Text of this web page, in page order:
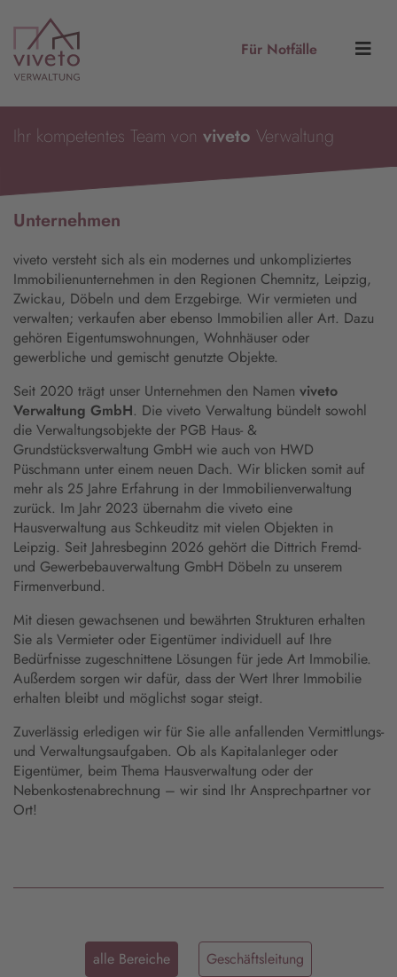
Für Notfälle
Ihr kompetentes Team von viveto Verwaltung
Unternehmen
viveto versteht sich als ein modernes und unkompliziertes
Immobilienunternehmen in den Regionen Chemnitz, Leipzig,
Zwickau, Döbeln und dem Erzgebirge. Wir vermieten und
verwalten; verkaufen aber ebenso Immobilien aller Art. Dazu
gehören Eigentumswohnungen, Wohnhäuser oder
gewerbliche und gemischt genutzte Objekte.
Seit 2020 trägt unser Unternehmen den Namen viveto
Verwaltung GmbH. Die viveto Verwaltung bündelt sowohl
die Verwaltungsobjekte der PGB Haus- &
Grundstücksverwaltung GmbH wie auch von HWD
Püschmann unter einem neuen Dach. Wir blicken somit auf
mehr als 25 Jahre Erfahrung in der Immobilienverwaltung
zurück. Im Jahr 2023 übernahm die viveto eine
Hausverwaltung aus Schkeuditz mit vielen Objekten in
Leipzig. Seit Jahresbeginn 2026 gehört die Dittrich Fremd-
und Gewerbebauverwaltung GmbH Döbeln zu unserem
Firmenverbund.
Mit diesen gewachsenen und bewährten Strukturen erhalten
Sie als Vermieter oder Eigentümer individuell auf Ihre
Bedürfnisse zugeschnittene Lösungen für jede Art Immobilie.
Außerdem sorgen wir dafür, dass der Wert Ihrer Immobilie
erhalten bleibt und möglichst sogar steigt.
Zuverlässig erledigen wir für Sie alle anfallenden Vermittlungs-
und Verwaltungsaufgaben. Ob als Kapitalanleger oder
Eigentümer, beim Thema Hausverwaltung oder der
Nebenkostenabrechnung – wir sind Ihr Ansprechpartner vor
Ort!
alle Bereiche Geschäftsleitung